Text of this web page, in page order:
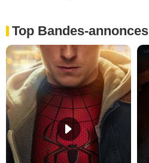
Top Bandes-annonces